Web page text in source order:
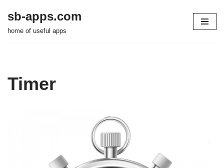
Zum
sb-apps.com
home of useful apps
Timer